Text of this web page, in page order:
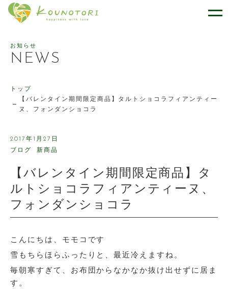
幸せをはこぶケーキのお店 ケー
お知らせ
NEWS
トップ
【バレンタイン期間限定商品】タルトショコラフィアンティー
ヌ、フォンダンショコラ
2017年1月27日
ブログ 新商品
【バレンタイン期間限定商品】タ
ルトショコラフィアンティーヌ、
フォンダンショコラ
こんにちは、モモコです
雪もちらほらふったりと、最近冷えますね。
毎朝寒すぎて、お布団からなかなか抜け出せずに居ま
す。